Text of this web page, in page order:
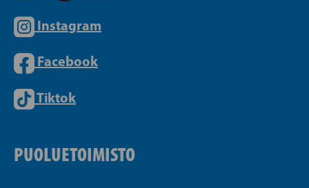
Instagram
Facebook
Tiktok
PUOLUETOIMISTO